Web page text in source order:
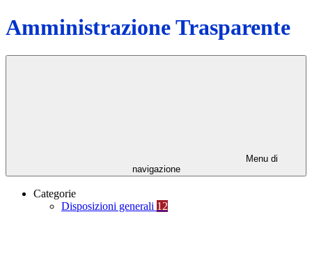
Amministrazione Trasparente
Menu di
navigazione
Categorie
Disposizioni generali 12